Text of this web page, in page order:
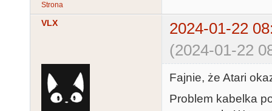
Strona
VLX
2024-01-22
(2024-01-22
Fajnie, że Atari
Problem kabelka